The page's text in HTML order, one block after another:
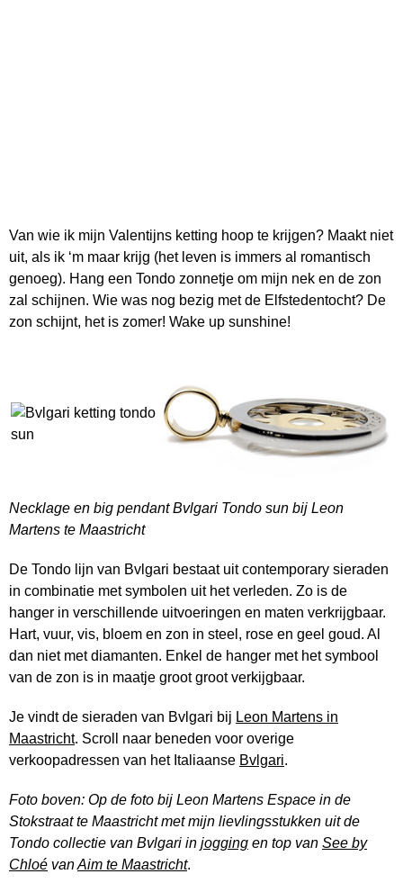
Van wie ik mijn Valentijns ketting hoop te krijgen? Maakt niet
uit, als ik ‘m maar krijg (het leven is immers al romantisch
genoeg). Hang een Tondo zonnetje om mijn nek en de zon
zal schijnen. Wie was nog bezig met de Elfstedentocht? De
zon schijnt, het is zomer! Wake up sunshine!
Necklage en big pendant Bvlgari Tondo sun bij Leon
Martens te Maastricht
De Tondo lijn van Bvlgari bestaat uit contemporary sieraden
in combinatie met symbolen uit het verleden. Zo is de
hanger in verschillende uitvoeringen en maten verkrijgbaar.
Hart, vuur, vis, bloem en zon in steel, rose en geel goud. Al
dan niet met diamanten. Enkel de hanger met het symbool
van de zon is in maatje groot groot verkijgbaar.
Je vindt de sieraden van Bvlgari bij Leon Martens in
Maastricht. Scroll naar beneden voor overige
verkoopadressen van het Italiaanse Bvlgari.
Foto boven: Op de foto bij Leon Martens Espace in de
Stokstraat te Maastricht met mijn lievlingsstukken uit de
Tondo collectie van Bvlgari in jogging en top van See by
Chloé vanAim te Maastricht.